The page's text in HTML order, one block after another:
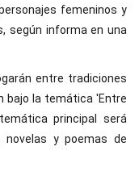
femeninos y
según informa en una
entre tradiciones
bajo la temática 'Entre
principal será
novelas y poemas de